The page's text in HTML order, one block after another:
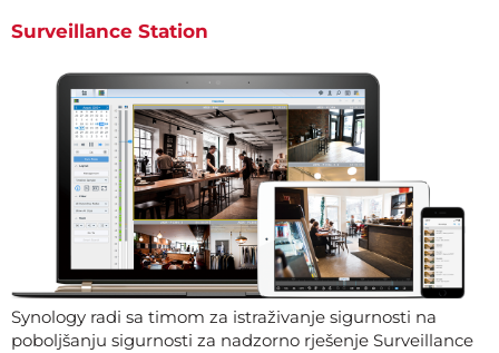
Surveillance Station
Synology radi sa timom za istraživanje sigurnosti na
poboljšanju sigurnosti za nadzorno rješenje Surveillance